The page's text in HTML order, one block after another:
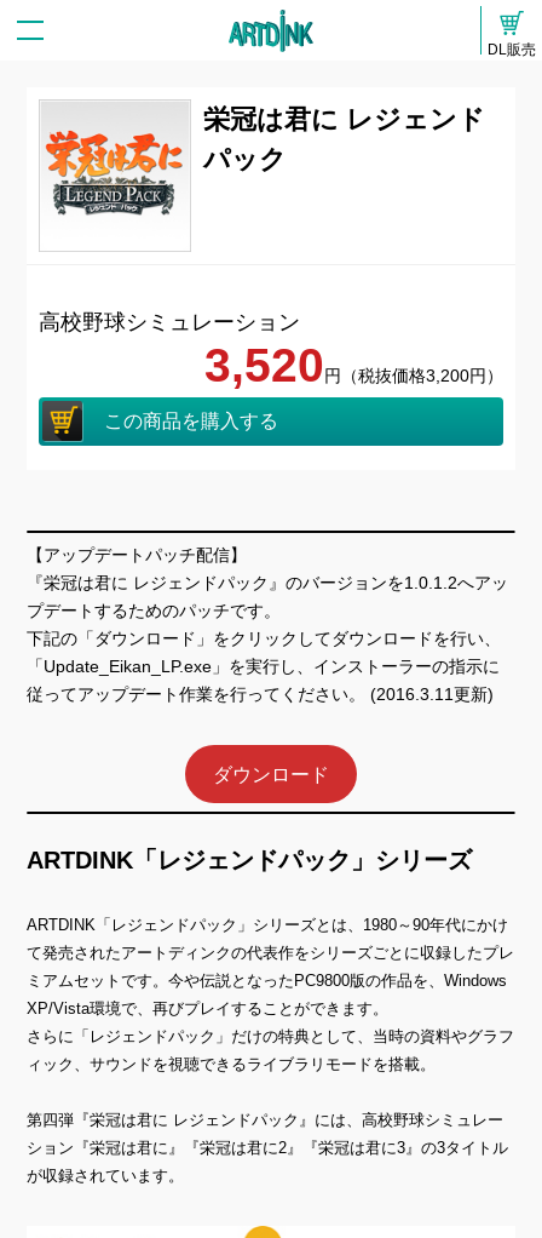
DL販売
栄冠は君に レジェンド
パック
高校野球シミュレーション
3,520円（税抜価格3,200円）
この商品を購入する
【アップデートパッチ配信】
『栄冠は君に レジェンドパック』のバージョンを1.0.1.2へアッ
プデートするためのパッチです。
下記の「ダウンロード」をクリックしてダウンロードを行い、
「Update_Eikan_LP.exe」を実行し、インストーラーの指示に
従ってアップデート作業を行ってください。 (2016.3.11更新)
ダウンロード
ARTDINK「レジェンドパック」シリーズ
ARTDINK「レジェンドパック」シリーズとは、1980～90年代にかけ
て発売されたアートディンクの代表作をシリーズごとに収録したプレ
ミアムセットです。今や伝説となったPC9800版の作品を、Windows
XP/Vista環境で、再びプレイすることができます。
さらに「レジェンドパック」だけの特典として、当時の資料やグラフ
ィック、サウンドを視聴できるライブラリモードを搭載。
第四弾『栄冠は君に レジェンドパック』には、高校野球シミュレー
ション『栄冠は君に』『栄冠は君に2』『栄冠は君に3』の3タイトル
が収録されています。